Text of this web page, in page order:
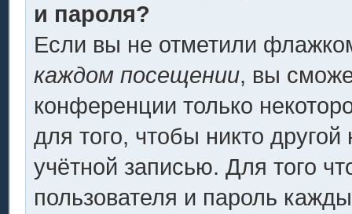
и пароля?
Если вы не отметили
каждом посещении, вы
конференции только
для того, чтобы никто
учётной записью. Для того
пользователя и пароль